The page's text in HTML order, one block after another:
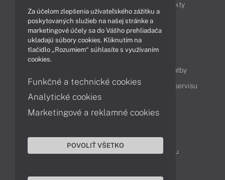
Produkty
Technológie
Videá
Obsah
Možnosti doručenia a platby
Podpora a servis
Servisné služby Cenník servisu
Kontakty
043 4224 771
Obchodné oddelenie
Reklamácia tovaru
Za účelom zlepšenia užívateľského zážitku a
poskytovaných služieb na našej stránke a
marketingové účely sa do Vášho prehliadača
ukladajú súbory cookies. Kliknutím na
tlačidlo „Rozumiem“ súhlasíte s využívaním
cookies.
Funkčné a technické cookies
Analytické cookies
Marketingové a reklamné cookies
POVOLIŤ VŠETKO